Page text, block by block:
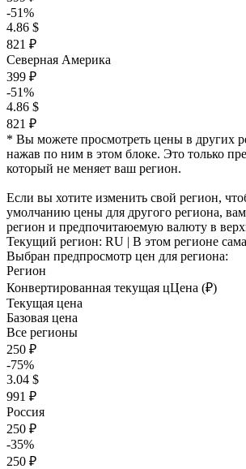
-51%
4.86 $
821 ₽
Северная Америка
399 ₽
-51%
4.86 $
821 ₽
* Вы можете просмотреть цены в других
нажав по ним в этом блоке. Это только
который не меняет ваш регион.
Если вы хотите изменить свой регион,
умолчанию цены для другого региона, вам
регион и предпочитаюемую валюту в
Текущий регион: RU | В этом регионе
Выбран предпросмотр цен для региона:
Регион
Конвертированная текущая цЦена (₽)
Текущая цена
Базовая цена
Все регионы
250 ₽
-75%
3.04 $
991 ₽
Россия
250 ₽
-35%
250 ₽